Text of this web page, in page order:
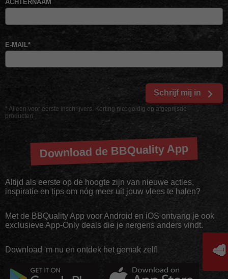
* Alleen voor eerste inschrijvers. Korting niet geldig op afgeprijsde
producten
ACHTERNAAM
E-MAIL*
Schrijf mij in
Download de BBQuality App
Altijd als eerste op de hoogte zijn van nieuwe acties,
inspiratie en tips om nóg meer uit jouw vlees te halen?
Met de BBQuality App voor Android en iOS ontvang je ook
exclusieve App-Only deals die je nergens anders vindt.
Download 'm nu en ontdek het gemak zelf! 🥩